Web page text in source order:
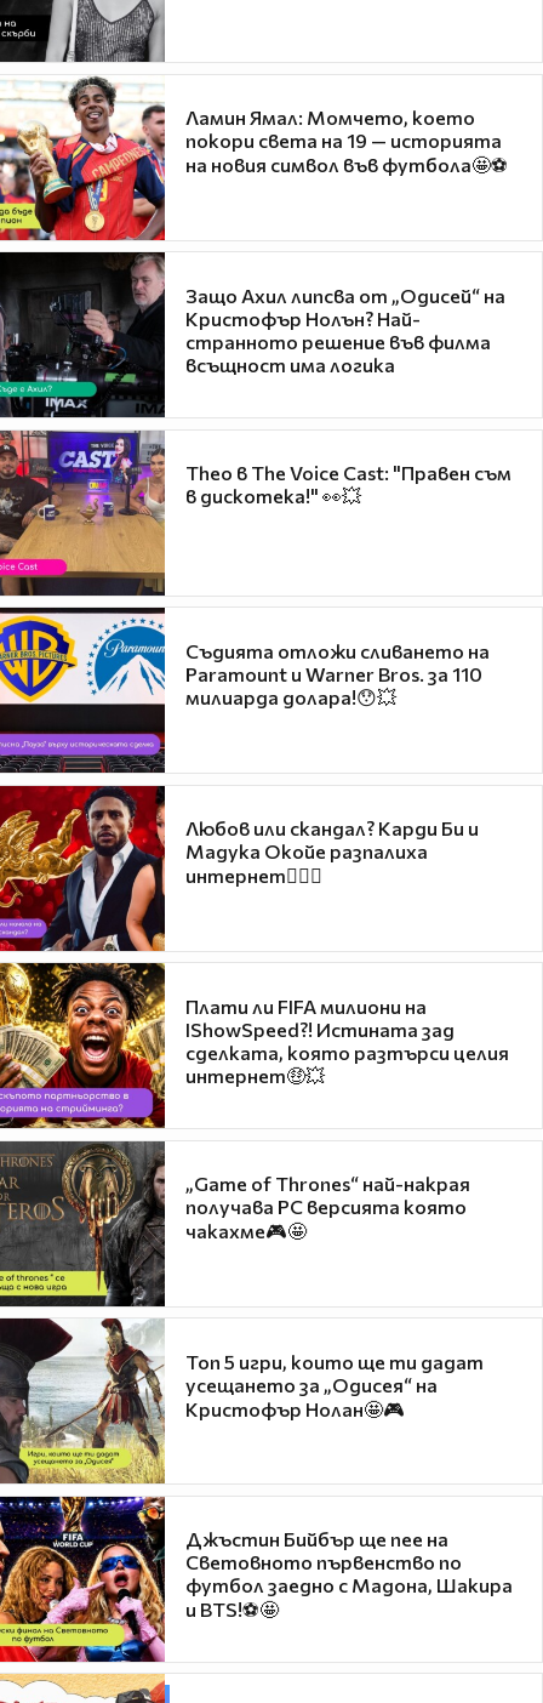
Ламин Ямал: Момчето, което
покори света на 19 — историята
на новия символ във футбола🤩⚽
Защо Ахил липсва от „Одисей“ на
Кристофър Нолън? Най-
странното решение във филма
всъщност има логика
Theo в The Voice Cast: "Правен съм
в дискотека!" 👀💥
Съдията отложи сливането на
Paramount и Warner Bros. за 110
милиарда долара!😯💥
Любов или скандал? Карди Би и
Мадука Окойе разпалиха
интернет❤️‍🔥🔥
Плати ли FIFA милиони на
IShowSpeed?! Истината зад
сделката, която разтърси целия
интернет🤑💥
„Game of Thrones“ най-накрая
получава PC версията която
чакахме🎮🤩
Топ 5 игри, които ще ти дадат
усещането за „Одисея“ на
Кристофър Нолан🤩🎮
Джъстин Бийбър ще пее на
Световното първенство по
футбол заедно с Мадона, Шакира
и BTS!⚽🤩